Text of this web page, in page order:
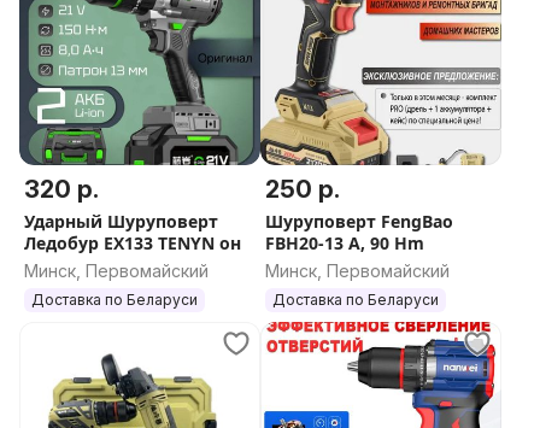
320 р.
Ударный Шуруповерт
Ледобур EX133 TENYN он
Минск, Первомайский
Доставка по Беларуси
250 р.
Шуруповерт FengBao
FBH20-13 A, 90 Hm
Минск, Первомайский
Доставка по Беларуси